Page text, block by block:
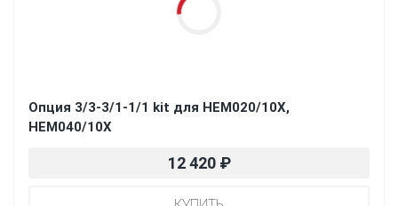
Опция 3/3-3/1-1/1 kit для HEM020/10X,
HEM040/10X
12 420 ₽